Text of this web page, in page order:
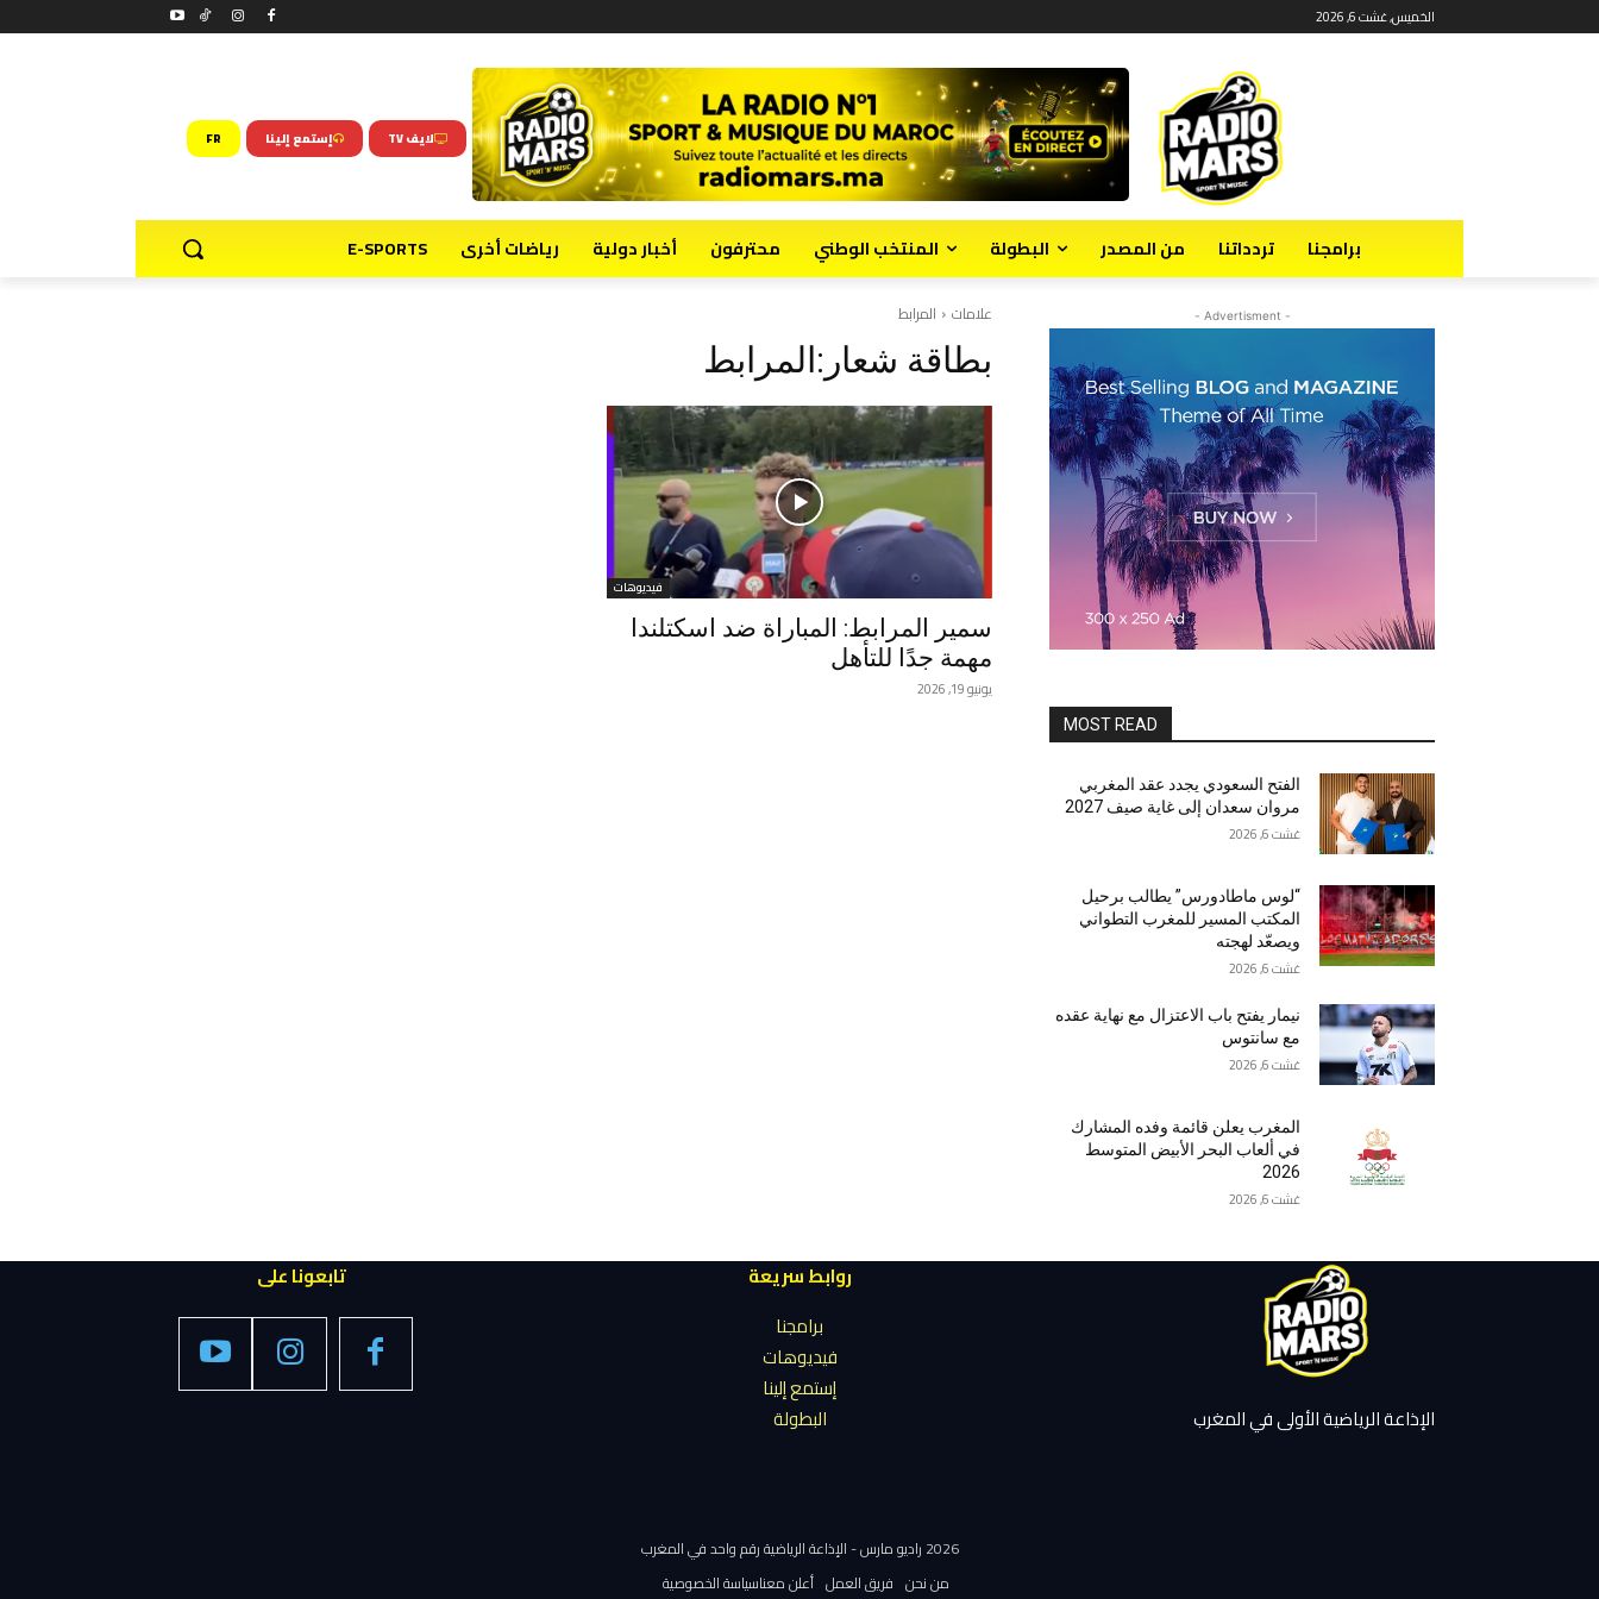
الخميس, غشت 6, 2026
لايف TV إستمع إلينا FR
برامجنا تردداتنا من المصدر البطولة المنتخب الوطني محترفون أخبار دولية رياضات أخرى E-SPORTS
علامات المرابط
بطاقة شعار:المرابط
فيديوهات
سمير المرابط: المباراة ضد اسكتلندا
مهمة جدًا للتأهل
يونيو 19, 2026
- Advertisment -
MOST READ
الفتح السعودي يجدد عقد المغربي
مروان سعدان إلى غاية صيف 2027
غشت 6, 2026
“لوس ماطادورس” يطالب برحيل
المكتب المسير للمغرب التطواني
ويصعّد لهجته
غشت 6, 2026
نيمار يفتح باب الاعتزال مع نهاية عقده
مع سانتوس
غشت 6, 2026
المغرب يعلن قائمة وفده المشارك
في ألعاب البحر الأبيض المتوسط
2026
غشت 6, 2026
تابعونا على
روابط سريعة
برامجنا
فيديوهات
إستمع إلينا
البطولة
الإذاعة الرياضية الأولى في المغرب
2026 راديو مارس - الإذاعة الرياضية رقم واحد في المغرب
من نحن فريق العمل أعلن معناسياسة الخصوصية